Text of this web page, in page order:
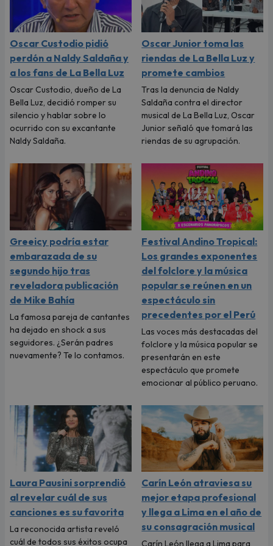
Oscar Custodio pidió
perdón a Naldy Saldaña y
a los fans de La Bella Luz
Oscar Custodio, dueño de La
Bella Luz, decidió romper su
silencio y hablar sobre lo
ocurrido con su excantante
Naldy Saldaña.
Oscar Junior toma las
riendas de La Bella Luz y
promete cambios
Tras la denuncia de Naldy
Saldaña contra el director
musical de La Bella Luz, Oscar
Junior señaló que tomará las
riendas de su agrupación.
Greeicy podría estar
embarazada de su
segundo hijo tras
reveladora publicación
de Mike Bahía
La famosa pareja de cantantes
ha dejado en shock a sus
seguidores. ¿Serán padres
nuevamente? Te lo contamos.
Festival Andino Tropical:
Los grandes exponentes
del folclore y la música
popular se reúnen en un
espectáculo sin
precedentes por el Perú
Las voces más destacadas del
folclore y la música popular se
presentarán en este
espectáculo que promete
emocionar al público peruano.
Laura Pausini sorprendió
al revelar cuál de sus
canciones es su favorita
La reconocida artista reveló
cuál de todos sus éxitos ocupa
Carín León atraviesa su
mejor etapa profesional
y llega a Lima en el año de
su consagración musical